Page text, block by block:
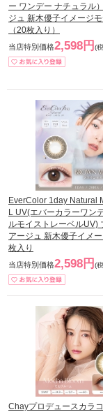
ー ワンデー ナチュラル
ジュ 新木優子イメージ
（20枚入り）
当店特別価格2,598円 (
EverColor 1day Natural
L UV(エバーカラーワン
ルモイストレーベルUV)
アージュ 新木優子イメ
枚入り
当店特別価格2,598円 (
Chayプロデュースカラコ